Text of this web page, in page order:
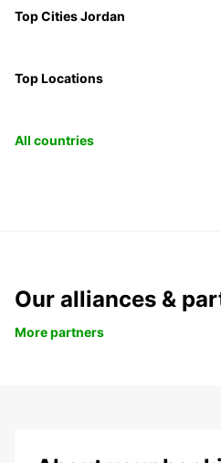
Top Cities Jordan
Top Locations
All countries
Our alliances &
More partners